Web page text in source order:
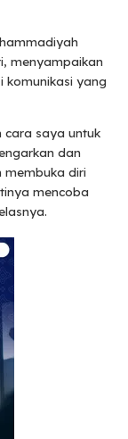
menyampaikan
komunikasi yang
cara saya untuk
dan
membuka diri
mencoba